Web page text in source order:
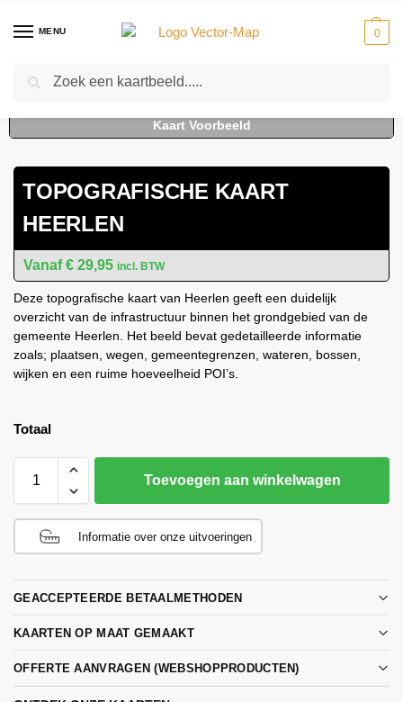
MENU 0
Home Kaarten - Topografische kaarten
TOPOGRAFISCHE KAART
HEERLEN
€ 29,95 incl. BTW
Deze topografische kaart van Heerlen geeft een duidelijk
overzicht van de infrastructuur binnen het grondgebied van de
gemeente Heerlen. Het beeld bevat gedetailleerde informatie
zoals; plaatsen, wegen, gemeentegrenzen, wateren, bossen,
wijken en een ruime hoeveelheid POI’s.
Totaal
Toevoegen aan winkelwagen
Informatie over onze uitvoeringen
GEACCEPTEERDE BETAALMETHODEN
KAARTEN OP MAAT GEMAAKT
OFFERTE AANVRAGEN (WEBSHOPPRODUCTEN)